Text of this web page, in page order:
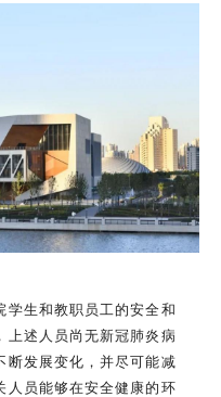
学生和教职员工的安全和
上述人员尚无新冠肺炎病
断发展变化，并尽可能减
人员能够在安全健康的环